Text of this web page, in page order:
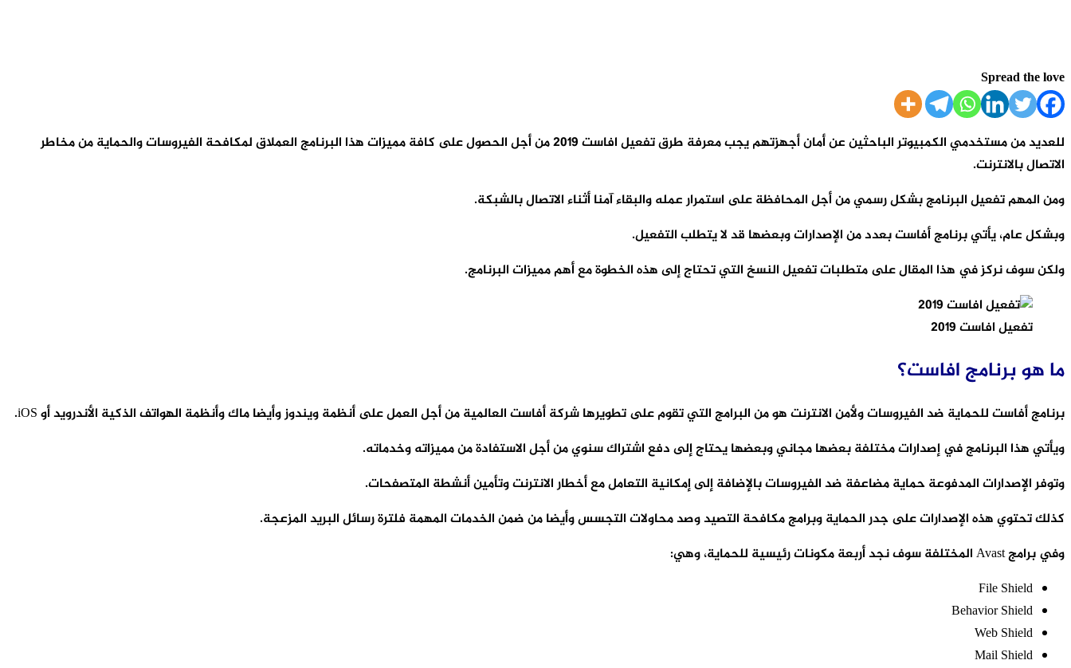
Spread the love
للعديد من مستخدمي الكمبيوتر الباحثين عن أمان أجهزتهم يجب معرفة طرق تفعيل افاست 2019 من أجل الحصول على كافة مميزات هذا البرنامج العملاق لمكافحة الفيروسات والحماية من مخاطر
الاتصال بالانترنت.
ومن المهم تفعيل البرنامج بشكل رسمي من أجل المحافظة على استمرار عمله والبقاء آمنا أثناء الاتصال بالشبكة.
وبشكل عام، يأتي برنامج أفاست بعدد من الإصدارات وبعضها قد لا يتطلب التفعيل.
ولكن سوف نركز في هذا المقال على متطلبات تفعيل النسخ التي تحتاج إلى هذه الخطوة مع أهم مميزات البرنامج.
تفعيل افاست 2019
ما هو برنامج افاست؟
برنامج أفاست للحماية ضد الفيروسات ولأمن الانترنت هو من البرامج التي تقوم على تطويرها شركة أفاست العالمية من أجل العمل على أنظمة ويندوز وأيضا ماك وأنظمة الهواتف الذكية الأندرويد أو iOS.
ويأتي هذا البرنامج في إصدارات مختلفة بعضها مجاني وبعضها يحتاج إلى دفع اشتراك سنوي من أجل الاستفادة من مميزاته وخدماته.
وتوفر الإصدارات المدفوعة حماية مضاعفة ضد الفيروسات بالإضافة إلى إمكانية التعامل مع أخطار الانترنت وتأمين أنشطة المتصفحات.
كذلك تحتوي هذه الإصدارات على جدر الحماية وبرامج مكافحة التصيد وصد محاولات التجسس وأيضا من ضمن الخدمات المهمة فلترة رسائل البريد المزعجة.
وفي برامج Avast المختلفة سوف نجد أربعة مكونات رئيسية للحماية، وهي:
File Shield
Behavior Shield
Web Shield
Mail Shield